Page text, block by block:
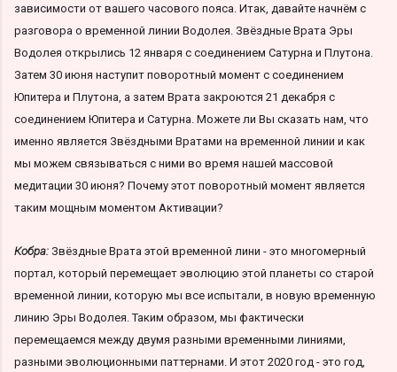
зависимости от вашего часового пояса. Итак, давайте начнём с
разговора о временной линии Водолея. Звёздные Врата Эры
Водолея открылись 12 января с соединением Сатурна и Плутона.
Затем 30 июня наступит поворотный момент с соединением
Юпитера и Плутона, а затем Врата закроются 21 декабря с
соединением Юпитера и Сатурна. Можете ли Вы сказать нам, что
именно является Звёздными Вратами на временной линии и как
мы можем связываться с ними во время нашей массовой
медитации 30 июня? Почему этот поворотный момент является
таким мощным моментом Активации?
Кобра: Звёздные Врата этой временной лини - это многомерный
портал, который перемещает эволюцию этой планеты со старой
временной линии, которую мы все испытали, в новую временную
линию Эры Водолея. Таким образом, мы фактически
перемещаемся между двумя разными временными линиями,
разными эволюционными паттернами. И этот 2020 год - это год,